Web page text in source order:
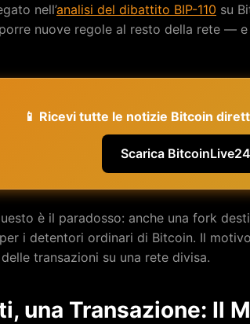
nell’analisi del dibattito BIP-110 su
nuove regole al resto della rete —
📱 Ricevi tutte le notizie Bitcoin
Scarica
è il paradosso: anche una fork
i detentori ordinari di Bitcoin. Il
transazioni su una rete divisa.
una Transazione: Il